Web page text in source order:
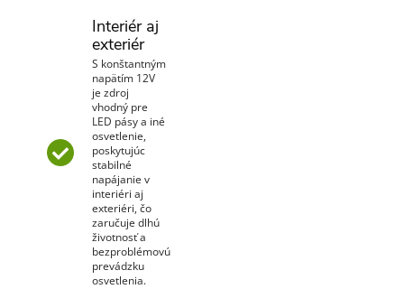
Interiér aj
exteriér
S konštantným
napätím 12V
je zdroj
vhodný pre
LED pásy a iné
osvetlenie,
poskytujúc
stabilné
napájanie v
interiéri aj
exteriéri, čo
zaručuje dlhú
životnosť a
bezproblémovú
prevádzku
osvetlenia.